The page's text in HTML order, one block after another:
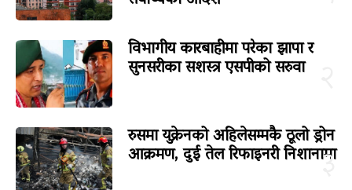
विभागीय कारबाहीमा परेका झापा र
सुनसरीका सशस्त्र एसपीको सरुवा
३
रुसमा युक्रेनको अहिलेसम्मकै ठूलो ड्रोन
आक्रमण, दुई तेल रिफाइनरी निशानामा